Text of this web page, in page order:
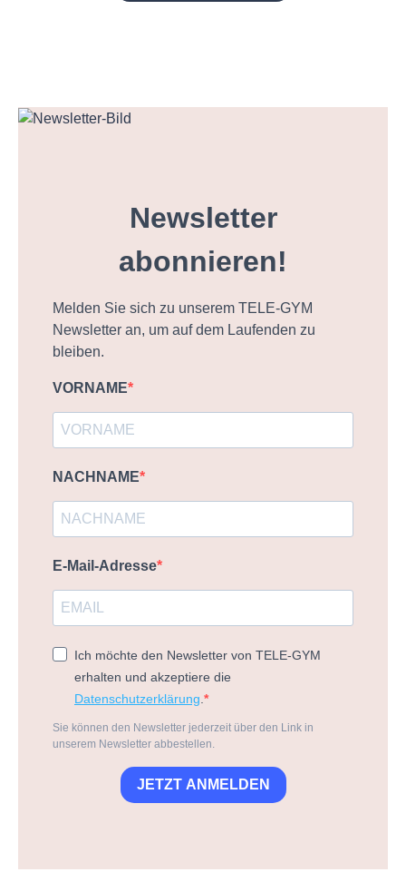
Newsletter
abonnieren!
Melden Sie sich zu unserem TELE-GYM
Newsletter an, um auf dem Laufenden zu
bleiben.
VORNAME
NACHNAME
E-Mail-Adresse
Ich möchte den Newsletter von TELE-GYM
erhalten und akzeptiere die
Datenschutzerklärung
Sie können den Newsletter jederzeit über den Link in
unserem Newsletter abbestellen.
JETZT ANMELDEN